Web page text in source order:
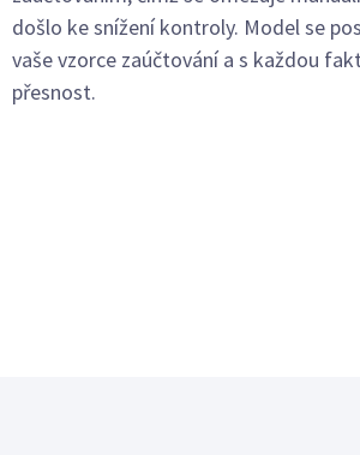
došlo ke snížení kontroly. Model se
vaše vzorce zaúčtování a s každou
přesnost.